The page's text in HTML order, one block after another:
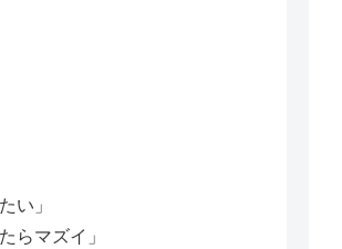
い」
マズイ」